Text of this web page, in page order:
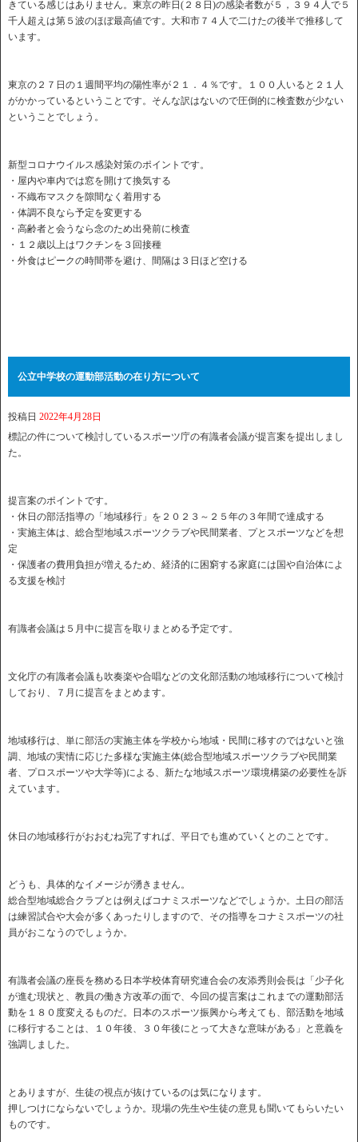
きている感じはありません。東京の昨日(２８日)の感染者数が５，３９４人で５
千人超えは第５波のほぼ最高値です。大和市７４人で二けたの後半で推移して
います。
東京の２７日の１週間平均の陽性率が２１．４％です。１００人いると２１人
がかかっているということです。そんな訳はないので圧倒的に検査数が少ない
ということでしょう。
新型コロナウイルス感染対策のポイントです。
・屋内や車内では窓を開けて換気する
・不織布マスクを隙間なく着用する
・体調不良なら予定を変更する
・高齢者と会うなら念のため出発前に検査
・１２歳以上はワクチンを３回接種
・外食はピークの時間帯を避け、間隔は３日ほど空ける
公立中学校の運動部活動の在り方について
投稿日 2022年4月28日
標記の件について検討しているスポーツ庁の有識者会議が提言案を提出しまし
た。
提言案のポイントです。
・休日の部活指導の「地域移行」を２０２３～２５年の３年間で達成する
・実施主体は、総合型地域スポーツクラブや民間業者、プとスポーツなどを想
定
・保護者の費用負担が増えるため、経済的に困窮する家庭には国や自治体によ
る支援を検討
有識者会議は５月中に提言を取りまとめる予定です。
文化庁の有識者会議も吹奏楽や合唱などの文化部活動の地域移行について検討
しており、７月に提言をまとめます。
地域移行は、単に部活の実施主体を学校から地域・民間に移すのではないと強
調、地域の実情に応じた多様な実施主体(総合型地域スポーツクラブや民間業
者、プロスポーツや大学等)による、新たな地域スポーツ環境構築の必要性を訴
えています。
休日の地域移行がおおむね完了すれば、平日でも進めていくとのことです。
どうも、具体的なイメージが湧きません。
総合型地域総合クラブとは例えばコナミスポーツなどでしょうか。土日の部活
は練習試合や大会が多くあったりしますので、その指導をコナミスポーツの社
員がおこなうのでしょうか。
有識者会議の座長を務める日本学校体育研究連合会の友添秀則会長は「少子化
が進む現状と、教員の働き方改革の面で、今回の提言案はこれまでの運動部活
動を１８０度変えるものだ。日本のスポーツ振興から考えても、部活動を地域
に移行することは、１０年後、３０年後にとって大きな意味がある」と意義を
強調しました。
とありますが、生徒の視点が抜けているのは気になります。
押しつけにならないでしょうか。現場の先生や生徒の意見も聞いてもらいたい
ものです。